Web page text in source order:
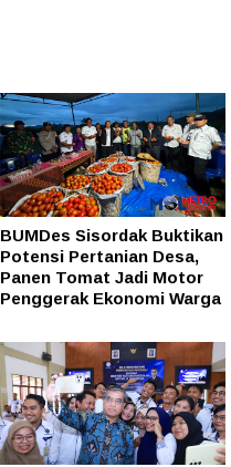
BUMDes Sisordak Buktikan
Potensi Pertanian Desa,
Panen Tomat Jadi Motor
Penggerak Ekonomi Warga